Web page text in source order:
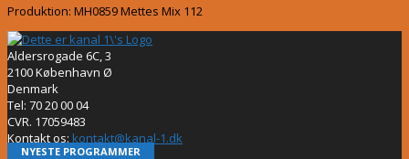
Produktion: MH0859 Mettes Mix 112
Aldersrogade 6C, 3
2100 København Ø
Denmark
Tel: 70 20 00 04
CVR. 17059483
Kontakt os: kontakt@kanal-1.dk
NYESTE PROGRAMMER